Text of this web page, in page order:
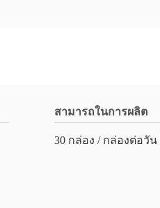
สามารถในการผลิต
30 กล่อง / กล่องต่อวัน